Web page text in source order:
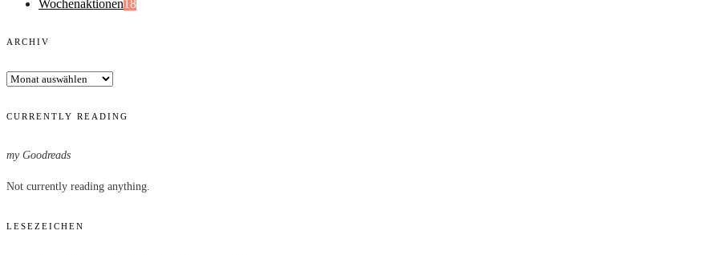
Wochenaktionen18
ARCHIV
Archiv
CURRENTLY READING
my Goodreads
Not currently reading anything.
LESEZEICHEN